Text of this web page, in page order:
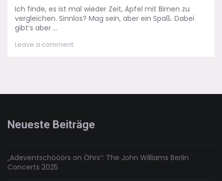
Ich finde, es ist mal wieder Zeit, Äpfel mit Birnen zu
vergleichen. Sinnlos? Mag sein, aber ein Spaß. Dabei
gibt’s aber ...
Leave a commenton
Neueste Beiträge
„Adeventschööörs on Öhrs“: The John Williams Berlin
Concerts 2025